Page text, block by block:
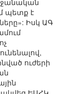
պետք է
Իսկ ԱԳ
ուժերի